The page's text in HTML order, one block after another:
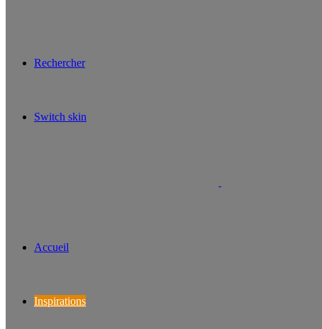
Rechercher
Switch skin
Accueil
Inspirations